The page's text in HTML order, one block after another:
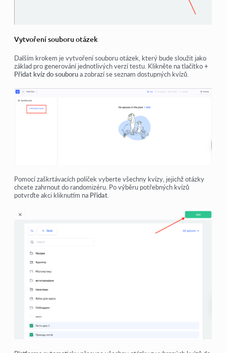
Vytvoření souboru otázek
Dalším krokem je vytvoření souboru otázek, který bude sloužit jako
základ pro generování jednotlivých verzí testu. Klikněte na tlačítko+
Přidat kvíz do souborua zobrazí se seznam dostupných kvízů.
Pomocí zaškrtávacích políček vyberte všechny kvízy, jejichž otázky
chcete zahrnout do randomizéru. Po výběru potřebných kvízů
potvrďte akci kliknutím na Přidat.